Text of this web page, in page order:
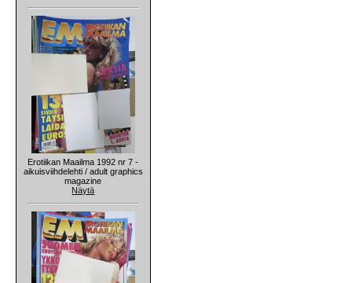
Erotiikan Maailma 1992 nr 7 -
aikuisviihdelehti / adult graphics
magazine
Näytä